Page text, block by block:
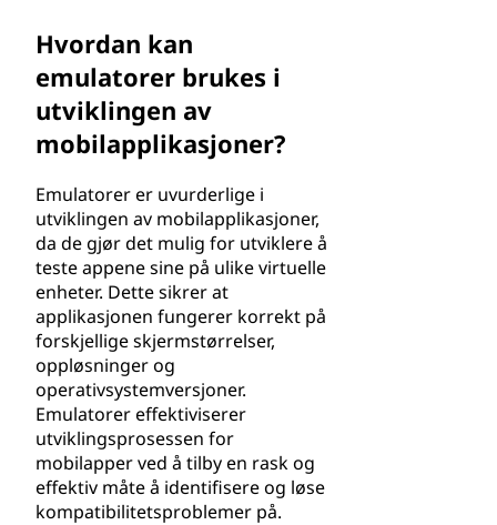
Hvordan kan
emulatorer brukes i
utviklingen av
mobilapplikasjoner?
Emulatorer er uvurderlige i
utviklingen av mobilapplikasjoner,
da de gjør det mulig for utviklere å
teste appene sine på ulike virtuelle
enheter. Dette sikrer at
applikasjonen fungerer korrekt på
forskjellige skjermstørrelser,
oppløsninger og
operativsystemversjoner.
Emulatorer effektiviserer
utviklingsprosessen for
mobilapper ved å tilby en rask og
effektiv måte å identifisere og løse
kompatibilitetsproblemer på.